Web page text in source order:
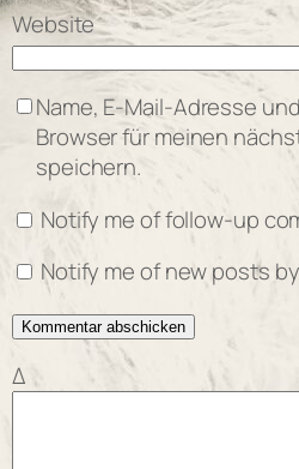
Website
Name, E-Mail-Adresse
Browser für meinen
speichern.
Notify me of follow-up
Notify me of new posts
Δ